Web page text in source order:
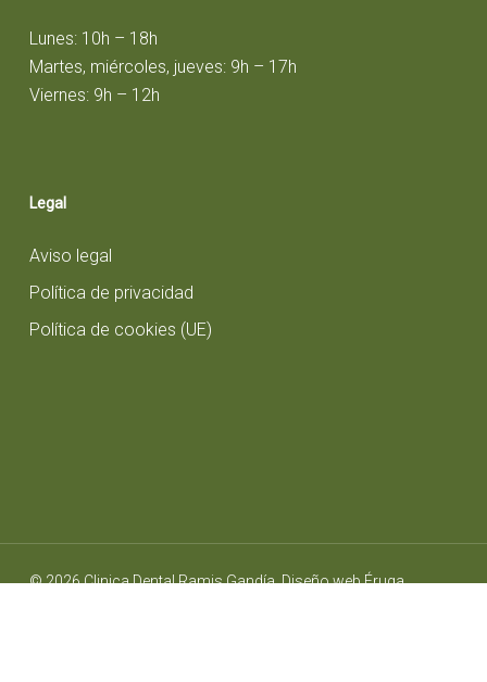
Lunes: 10h – 18h
Martes, miércoles, jueves: 9h – 17h
Viernes: 9h – 12h
Legal
Aviso legal
Política de privacidad
Política de cookies (UE)
© 2026 Clinica Dental Ramis Gandía. Diseño webÉruga